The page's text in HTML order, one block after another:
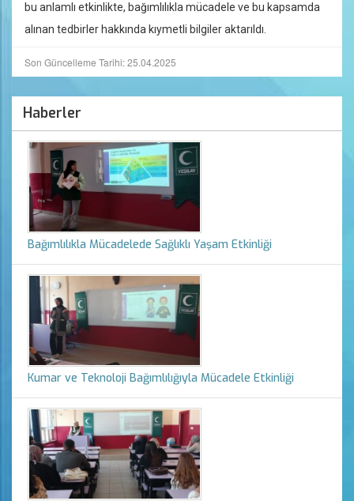
bu anlamlı etkinlikte, bağımlılıkla mücadele ve bu kapsamda
alınan tedbirler hakkında kıymetli bilgiler aktarıldı.
Son Güncelleme Tarihi: 25.04.2025
Haberler
Bağımlılıkla Mücadelede Sağlıklı Yaşam Etkinliği
Kumar ve Teknoloji Bağımlılığıyla Mücadele Etkinliği